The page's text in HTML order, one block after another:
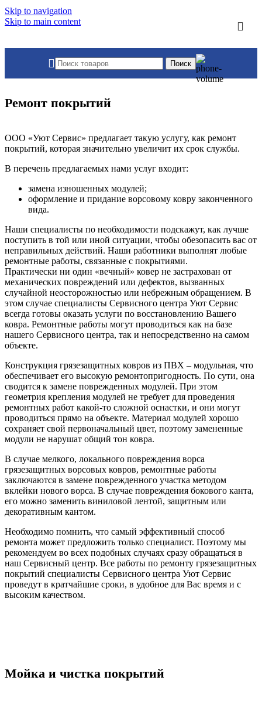
Skip to navigation
Skip to main content
Поиск
Ремонт покрытий
ООО «Уют Сервис» предлагает такую услугу, как ремонт
покрытий, которая значительно увеличит их срок службы.
В перечень предлагаемых нами услуг входит:
замена изношенных модулей;
оформление и придание ворсовому ковру законченного
вида.
Наши специалисты по необходимости подскажут, как лучше
поступить в той или иной ситуации, чтобы обезопасить вас от
неправильных действий. Наши работники выполнят любые
ремонтные работы, связанные с покрытиями.
Практически ни один «вечный» ковер не застрахован от
механических повреждений или дефектов, вызванных
случайной неосторожностью или небрежным обращением. В
этом случае специалисты Сервисного центра Уют Сервис
всегда готовы оказать услуги по восстановлению Вашего
ковра. Ремонтные работы могут проводиться как на базе
нашего Сервисного центра, так и непосредственно на самом
объекте.
Конструкция грязезащитных ковров из ПВХ – модульная, что
обеспечивает его высокую ремонтопригодность. По сути, она
сводится к замене поврежденных модулей. При этом
геометрия крепления модулей не требует для проведения
ремонтных работ какой-то сложной оснастки, и они могут
проводиться прямо на объекте. Материал модулей хорошо
сохраняет свой первоначальный цвет, поэтому замененные
модули не нарушат общий тон ковра.
В случае мелкого, локального повреждения ворса
грязезащитных ворсовых ковров, ремонтные работы
заключаются в замене поврежденного участка методом
вклейки нового ворса. В случае повреждения бокового канта,
его можно заменить виниловой лентой, защитным или
декоративным кантом.
Необходимо помнить, что самый эффективный способ
ремонта может предложить только специалист. Поэтому мы
рекомендуем во всех подобных случаях сразу обращаться в
наш Сервисный центр. Все работы по ремонту грязезащитных
покрытий специалисты Сервисного центра Уют Сервис
проведут в кратчайшие сроки, в удобное для Вас время и с
высоким качеством.
Мойка и чистка покрытий